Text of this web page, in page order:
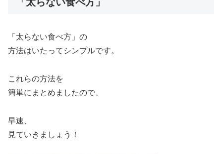
「太らない食べ方」の
方法はいたってシンプルです。
これらの方法を
簡単にまとめましたので、
早速、
見ていきましょう！